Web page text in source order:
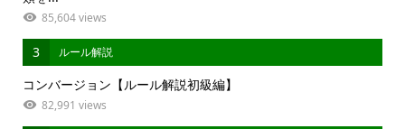
85,604 views
3 ルール解説
コンバージョン【ルール解説初級編】
82,991 views